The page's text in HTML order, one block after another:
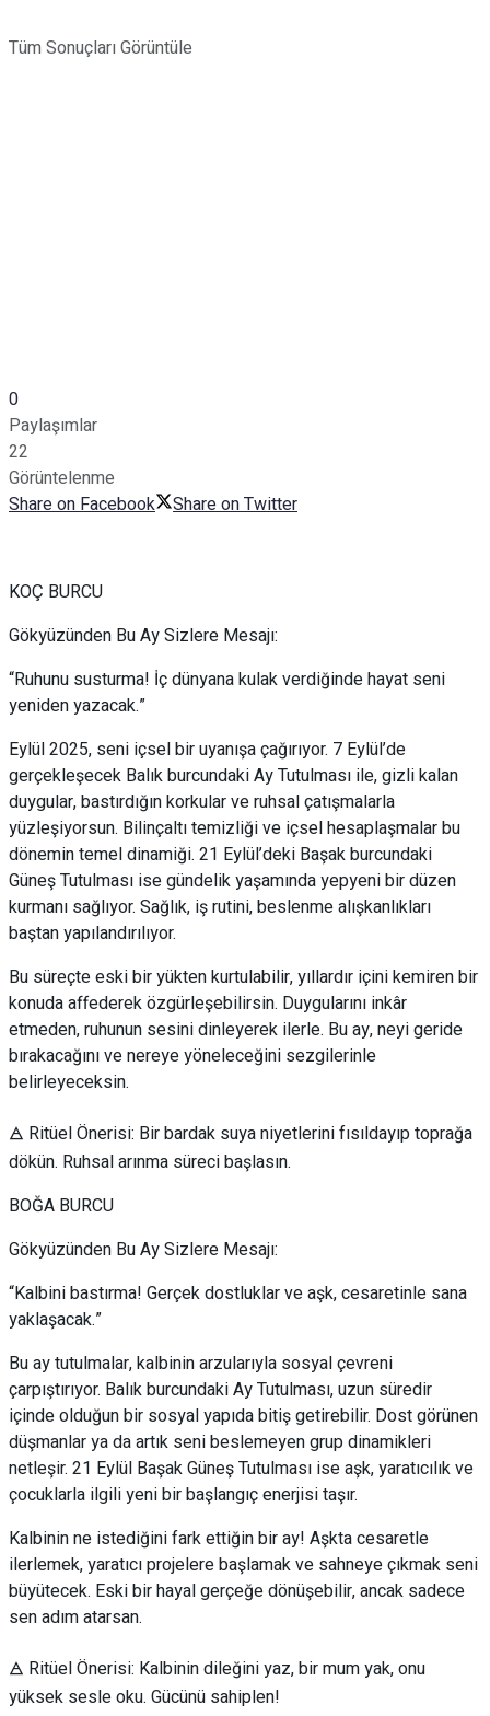
Tüm Sonuçları Görüntüle
0
Paylaşımlar
22
Görüntelenme
Share on Facebook
Share on Twitter
KOÇ BURCU
Gökyüzünden Bu Ay Sizlere Mesajı:
“Ruhunu susturma! İç dünyana kulak verdiğinde hayat seni
yeniden yazacak.”
Eylül 2025, seni içsel bir uyanışa çağırıyor. 7 Eylül’de
gerçekleşecek Balık burcundaki Ay Tutulması ile, gizli kalan
duygular, bastırdığın korkular ve ruhsal çatışmalarla
yüzleşiyorsun. Bilinçaltı temizliği ve içsel hesaplaşmalar bu
dönemin temel dinamiği. 21 Eylül’deki Başak burcundaki
Güneş Tutulması ise gündelik yaşamında yepyeni bir düzen
kurmanı sağlıyor. Sağlık, iş rutini, beslenme alışkanlıkları
baştan yapılandırılıyor.
Bu süreçte eski bir yükten kurtulabilir, yıllardır içini kemiren bir
konuda affederek özgürleşebilirsin. Duygularını inkâr
etmeden, ruhunun sesini dinleyerek ilerle. Bu ay, neyi geride
bırakacağını ve nereye yöneleceğini sezgilerinle
belirleyeceksin.
🜁 Ritüel Önerisi: Bir bardak suya niyetlerini fısıldayıp toprağa
dökün. Ruhsal arınma süreci başlasın.
BOĞA BURCU
Gökyüzünden Bu Ay Sizlere Mesajı:
“Kalbini bastırma! Gerçek dostluklar ve aşk, cesaretinle sana
yaklaşacak.”
Bu ay tutulmalar, kalbinin arzularıyla sosyal çevreni
çarpıştırıyor. Balık burcundaki Ay Tutulması, uzun süredir
içinde olduğun bir sosyal yapıda bitiş getirebilir. Dost görünen
düşmanlar ya da artık seni beslemeyen grup dinamikleri
netleşir. 21 Eylül Başak Güneş Tutulması ise aşk, yaratıcılık ve
çocuklarla ilgili yeni bir başlangıç enerjisi taşır.
Kalbinin ne istediğini fark ettiğin bir ay! Aşkta cesaretle
ilerlemek, yaratıcı projelere başlamak ve sahneye çıkmak seni
büyütecek. Eski bir hayal gerçeğe dönüşebilir, ancak sadece
sen adım atarsan.
🜁 Ritüel Önerisi: Kalbinin dileğini yaz, bir mum yak, onu
yüksek sesle oku. Gücünü sahiplen!